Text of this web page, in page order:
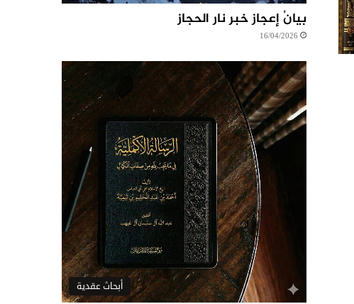
بيانُ إعجاز خبر نار الحجاز
16/04/2026
أبحاث عقدية